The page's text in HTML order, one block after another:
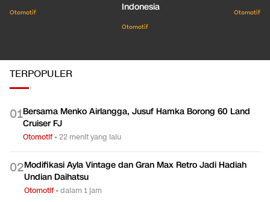
Otomotif
Indonesia
Otomotif
Otomotif
TERPOPULER
01Bersama Menko Airlangga, Jusuf Hamka Borong 60 Land
Cruiser FJ
Otomotif•22 menit yang lalu
02Modifikasi Ayla Vintage dan Gran Max Retro Jadi Hadiah
Undian Daihatsu
Otomotif•dalam 1 jam